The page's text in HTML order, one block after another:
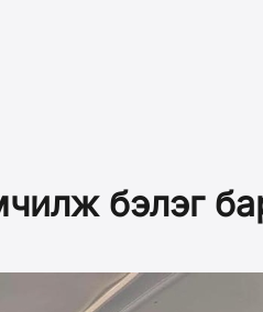
бэлэг